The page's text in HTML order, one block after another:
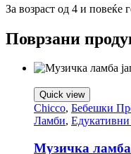
За возраст од 4 и повеќе
Поврзани
Quick view
Chicco, Бебешки
Ламби,
Музичка ламба